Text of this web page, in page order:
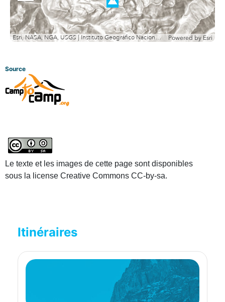
out
Esri, NASA, NGA, USGS | Instituto Geográfico Nacional, Esri, TomTom, Garmin, METI/NASA, USGS Powered by Esri
Source
Le texte et les images de cette page sont disponibles
sous la license Creative Commons CC-by-sa.
Itinéraires